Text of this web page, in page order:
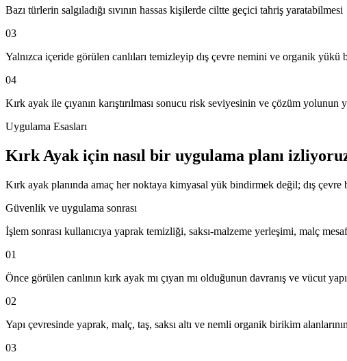
Bazı türlerin salgıladığı sıvının hassas kişilerde ciltte geçici tahriş yaratabilmesi
03
Yalnızca içeride görülen canlıları temizleyip dış çevre nemini ve organik yükü
04
Kırk ayak ile çıyanın karıştırılması sonucu risk seviyesinin ve çözüm yolunun
Uygulama Esasları
Kırk Ayak için nasıl bir uygulama planı
Kırk ayak planında amaç her noktaya kimyasal yük bindirmek değil; dış
Güvenlik ve uygulama sonrası
İşlem sonrası kullanıcıya yaprak temizliği, saksı-malzeme yerleşimi, malç
01
Önce görülen canlının kırk ayak mı çıyan mı olduğunun davranış ve vücut
02
Yapı çevresinde yaprak, malç, taş, saksı altı ve nemli organik birikim
03